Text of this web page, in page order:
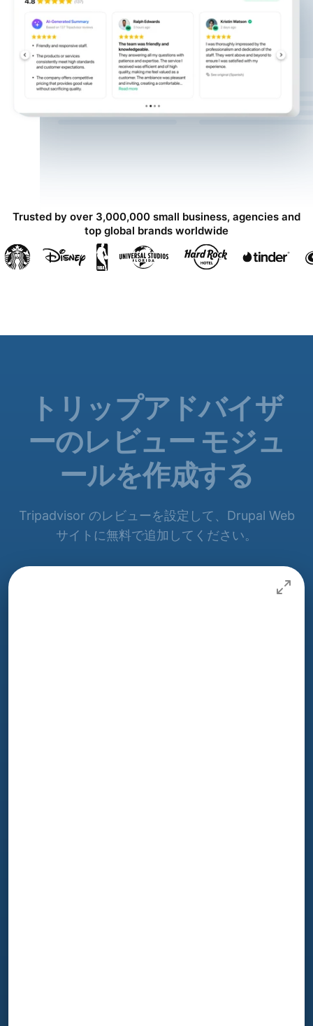
Trusted by over 3,000,000 small business, agencies and
top global brands worldwide
トリップアドバイザ
ーのレビュー モジュ
ールを作成する
Tripadvisor のレビューを設定して、Drupal Web
サイトに無料で追加してください。